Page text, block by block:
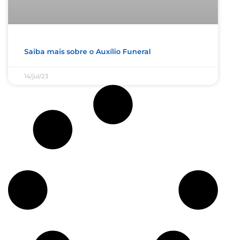
Saiba mais sobre o Auxílio Funeral
14/jul/23